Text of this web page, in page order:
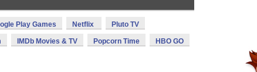
Play Games Netflix Pluto TV
IMDb Movies & TV Popcorn Time HBO GO